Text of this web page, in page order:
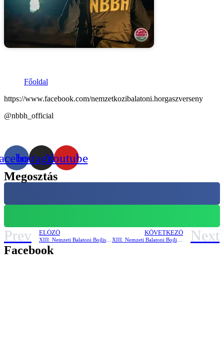
Főoldal
https://www.facebook.com/nemzetkozibalatoni.horgaszverseny
@nbbh_official
InstagramYoutube
Megosztás
Prev ELŐZŐ KÖVETKEZŐ Next
Facebook